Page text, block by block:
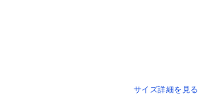
サイズ詳細を見る